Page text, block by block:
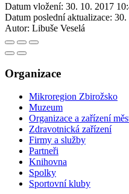
Datum vložení: 30. 10. 2017
Datum poslední aktualizace: 30.
Autor: Libuše Veselá
Organizace
Mikroregion Zbirožsko
Muzeum
Organizace a zařízení
Zdravotnická zařízení
Firmy a služby
Partneři
Knihovna
Spolky
Sportovní kluby